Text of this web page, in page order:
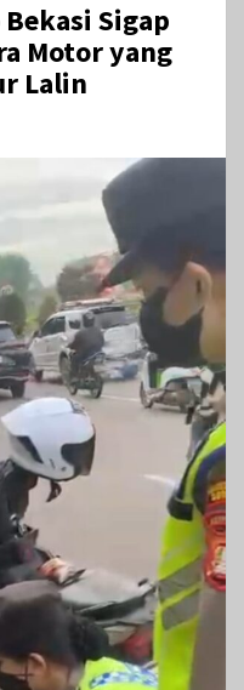
Sigap
Motor yang
Lalin